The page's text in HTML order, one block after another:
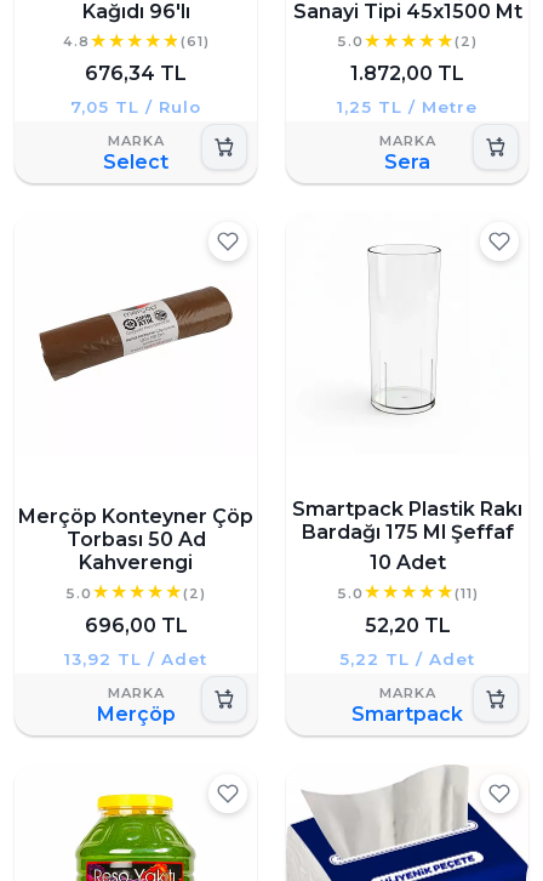
Kağıdı 96'lı
4.8 (61)
676,34 TL
7,05 TL / Rulo
Select
Sanayi Tipi 45x1500 Mt
5.0 (2)
1.872,00 TL
1,25 TL / Metre
Sera
Merçöp Konteyner Çöp
Torbası 50 Ad
Kahverengi
5.0 (2)
696,00 TL
13,92 TL / Adet
Merçöp
Smartpack Plastik Rakı
Bardağı 175 Ml Şeffaf
10 Adet
5.0 (11)
52,20 TL
5,22 TL / Adet
Smartpack